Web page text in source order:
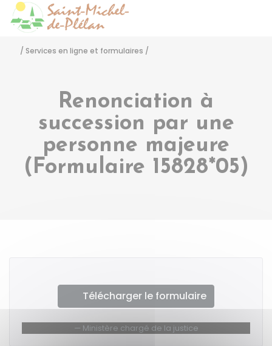
/ Services en ligne et formulaires /
Renonciation à
succession par une
personne majeure
(Formulaire 15828*05)
Télécharger le formulaire
Ministère chargé de la justice